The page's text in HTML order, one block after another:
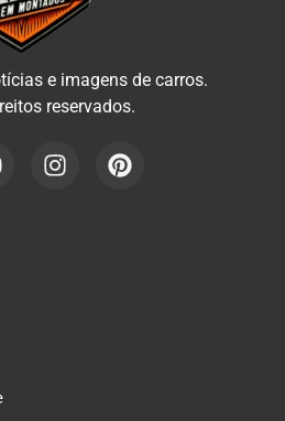
e imagens de carros.
reservados.